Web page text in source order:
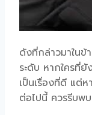
ดังที่กล่าวมาใน
ระดับ หากใครที่
เป็นเรื่องที่ดี แต่
ต่อไปนี้ ควรรีบพ